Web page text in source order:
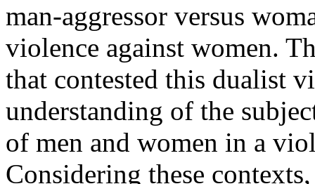
man-aggressor versus
violence against women.
that contested this dualist
understanding of the
of men and women in a
Considering these